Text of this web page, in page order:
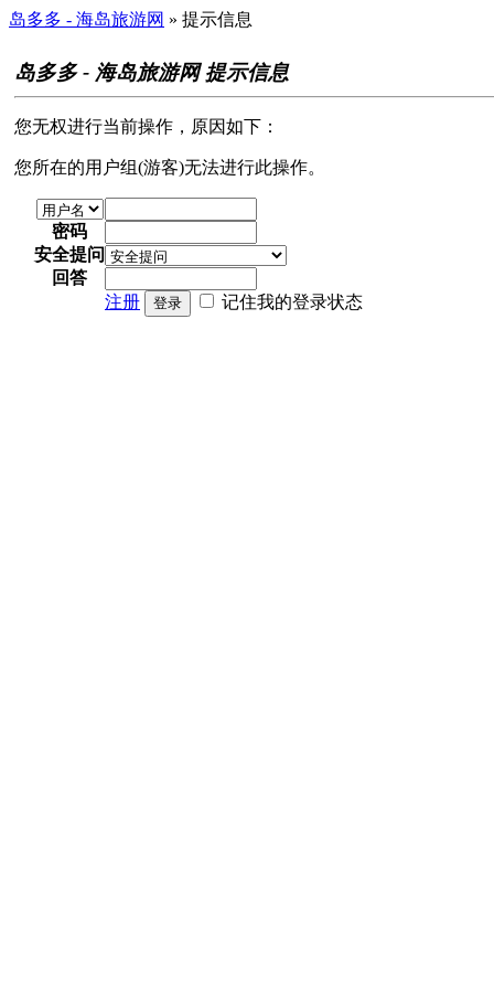
岛多多 - 海岛旅游网 » 提示信息
岛多多 - 海岛旅游网 提示信息
您无权进行当前操作，原因如下：
您所在的用户组(游客)无法进行此操作。
密码
安全提问
回答
注册
登录 记住我的登录状态